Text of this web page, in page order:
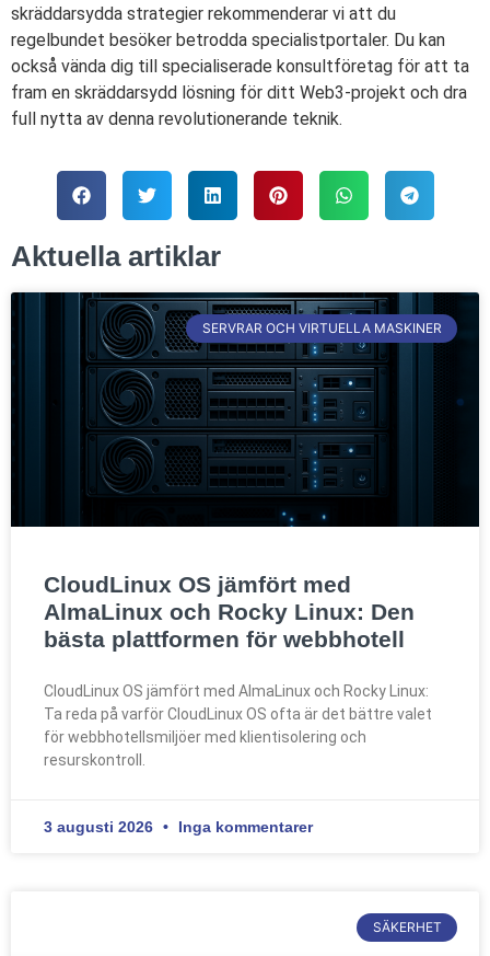
skräddarsydda strategier rekommenderar vi att du
regelbundet besöker betrodda specialistportaler. Du kan
också vända dig till specialiserade konsultföretag för att ta
fram en skräddarsydd lösning för ditt Web3-projekt och dra
full nytta av denna revolutionerande teknik.
Aktuella artiklar
SERVRAR OCH VIRTUELLA MASKINER
CloudLinux OS jämfört med
AlmaLinux och Rocky Linux: Den
bästa plattformen för webbhotell
CloudLinux OS jämfört med AlmaLinux och Rocky Linux:
Ta reda på varför CloudLinux OS ofta är det bättre valet
för webbhotellsmiljöer med klientisolering och
resurskontroll.
3 augusti 2026 Inga kommentarer
SÄKERHET